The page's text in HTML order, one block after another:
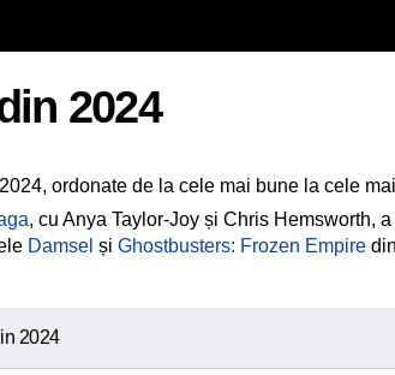
2024
ordonate de la cele mai bune la cele
, cu Anya Taylor-Joy și Chris Hemsworth,
Damsel și Ghostbusters: Frozen Empire din
2024